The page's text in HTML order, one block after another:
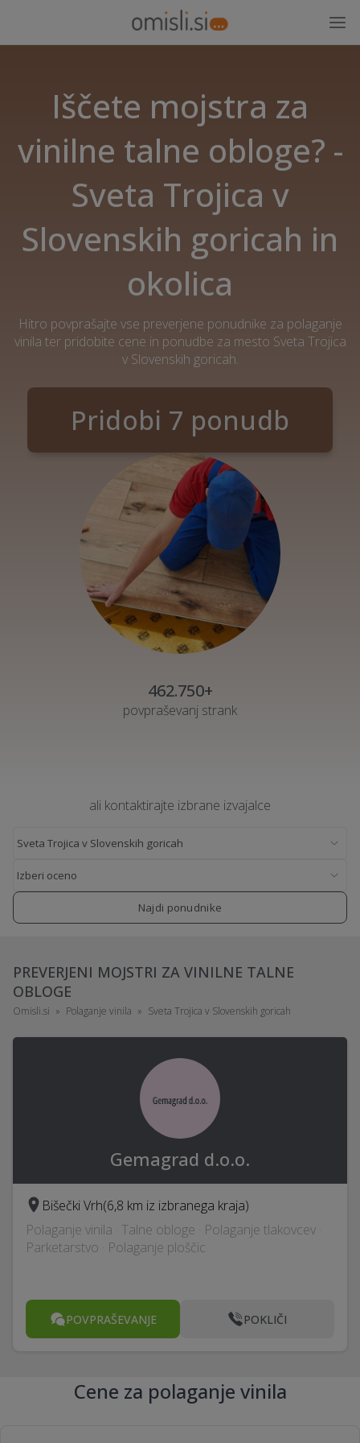
Iščete mojstra za
vinilne talne obloge? -
Sveta Trojica v
Slovenskih goricah in
okolica
Hitro povprašajte vse preverjene ponudnike za polaganje
vinila ter pridobite cene in ponudbe za mesto Sveta Trojica
v Slovenskih goricah.
Pridobi 7 ponudb
462.750+
povpraševanj strank
ali kontaktirajte izbrane izvajalce
Najdi ponudnike
PREVERJENI MOJSTRI ZA VINILNE TALNE
OBLOGE
Omisli.si Polaganje vinila Sveta Trojica v Slovenskih goricah
Gemagrad d.o.o.
Bišečki Vrh(6,8 km iz izbranega kraja)
Polaganje vinila · Talne obloge · Polaganje tlakovcev ·
Parketarstvo · Polaganje ploščic
POVPRAŠEVANJE POKLIČI
Cene za polaganje vinila